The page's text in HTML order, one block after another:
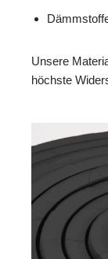
Unsere
höchste